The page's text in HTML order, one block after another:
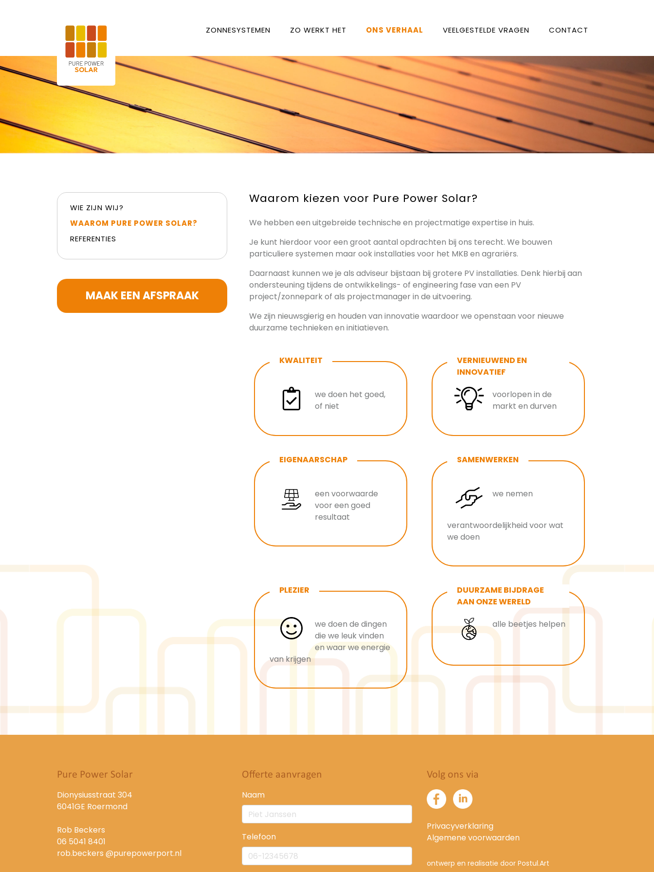
ZONNESYSTEMEN ZO WERKT HET ONS VERHAAL VEELGESTELDE VRAGEN CONTACT
WIE ZIJN WIJ?
WAAROM PURE POWER SOLAR?
REFERENTIES
MAAK EEN AFSPRAAK
Waarom kiezen voor Pure Power Solar?
We hebben een uitgebreide technische en projectmatige expertise in huis.
Je kunt hierdoor voor een groot aantal opdrachten bij ons terecht. We bouwen
particuliere systemen maar ook installaties voor het MKB en agrariërs.
Daarnaast kunnen we je als adviseur bijstaan bij grotere PV installaties. Denk hierbij aan
ondersteuning tijdens de ontwikkelings- of engineering fase van een PV
project/zonnepark of als projectmanager in de uitvoering.
We zijn nieuwsgierig en houden van innovatie waardoor we openstaan voor nieuwe
duurzame technieken en initiatieven.
KWALITEIT
we doen het goed,
of niet
VERNIEUWEND EN
INNOVATIEF
voorlopen in de
markt en durven
EIGENAARSCHAP
een voorwaarde
voor een goed
resultaat
SAMENWERKEN
we nemen
verantwoordelijkheid voor wat
we doen
PLEZIER
we doen de dingen
die we leuk vinden
en waar we energie
van krijgen
DUURZAME BIJDRAGE
AAN ONZE WERELD
alle beetjes helpen
Pure Power Solar
Dionysiusstraat 304
6041GE Roermond
Rob Beckers
06 5041 8401
rob.beckers @purepowerport.nl
Offerte aanvragen
Naam
Telefoon
Volg ons via
Privacyverklaring
Algemene voorwaarden
ontwerp en realisatie door Postul.Art